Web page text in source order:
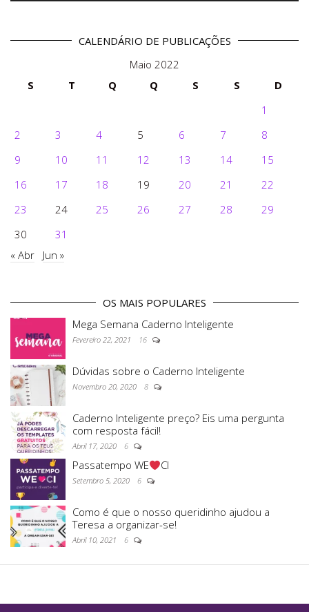
CALENDÁRIO DE PUBLICAÇÕES
Maio 2022
S
T Q Q S S
D
1
2
3 4 5 6 7
8
9
10 11 12 13 14
15
16
17 18 19 20 21
22
23
24 25 26 27 28
29
30
31
« Abr
Jun »
OS MAIS POPULARES
Mega Semana Caderno Inteligente
Fevereiro 22, 2021 16
Dúvidas sobre o Caderno Inteligente
Novembro 20, 2020 8
Caderno Inteligente preço? Eis uma pergunta
com resposta fácil!
Abril 17, 2020 6
Passatempo WE CI
Setembro 5, 2020 6
Como é que o nosso queridinho ajudou a
Teresa a organizar-se!
Abril 10, 2021 6